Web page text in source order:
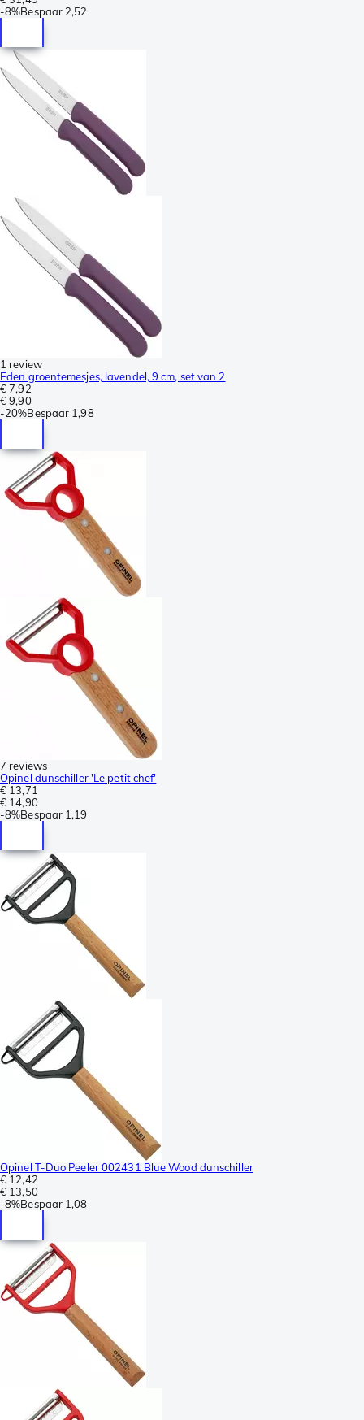
-8%Bespaar 2,52
1 review
Eden groentemesjes, lavendel, 9 cm, set van 2
€ 7,92
€ 9,90
-20%Bespaar 1,98
7 reviews
Opinel dunschiller 'Le petit chef'
€ 13,71
€ 14,90
-8%Bespaar 1,19
Opinel T-Duo Peeler 002431 Blue Wood dunschiller
€ 12,42
€ 13,50
-8%Bespaar 1,08